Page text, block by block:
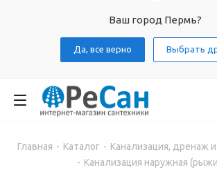
Ваш город Пермь?
Да, все верно Выбрать
Главная - Каталог - Канализация, дренаж
- Канализация наружная